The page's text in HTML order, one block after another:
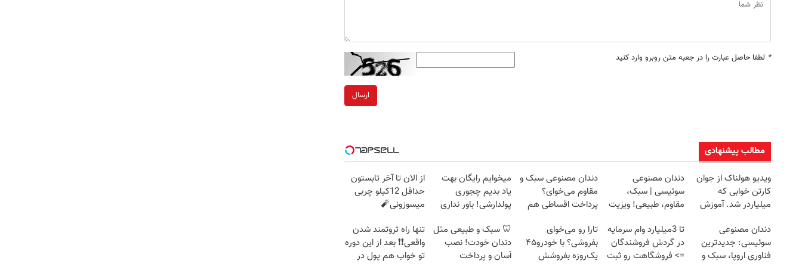
* لطفا حاصل عبارت را در جعبه متن روبرو وارد کنید
ارسال
مطالب پیشنهادی
ویدیو هولناک از جوان
کارتن خوابی که
میلیاردر شد. آموزش
دندان مصنوعی
سوئیسی | سبک،
مقاوم، طبیعی! ویزیت
اقساطی😍
دندان مصنوعی سبک و
مقاوم می‌خوای؟
پرداخت اقساطی هم
میخوایم رایگان بهت
یاد بدیم چجوری
پولدارشی! باور نداری
از الان تا آخر تابستون
حداقل 12کیلو چربی
میسوزونی🧨
دندان مصنوعی
سوئیسی: جدیدترین
فناوری اروپا، سبک و
تا 3میلیارد وام سرمایه
در گردش فروشندگان
=> فروشگاهت رو ثبت
تارا رو می‌خوای
بفروشی؟ با خودرو۴۵
یک‌روزه بفروشش
🦷 سبک و طبیعی مثل
دندان خودت! نصب
آسان و پرداخت
تنها راه ثروتمند شدن
واقعی❗❗ بعد از این دوره
تو خواب هم پول در